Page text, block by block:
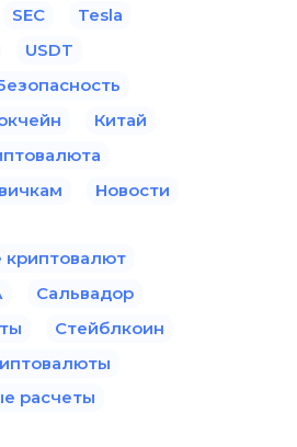
SEC
Tesla
USDT
Китай
Новости
криптовалют
Сальвадор
Стейблкоин
расчеты